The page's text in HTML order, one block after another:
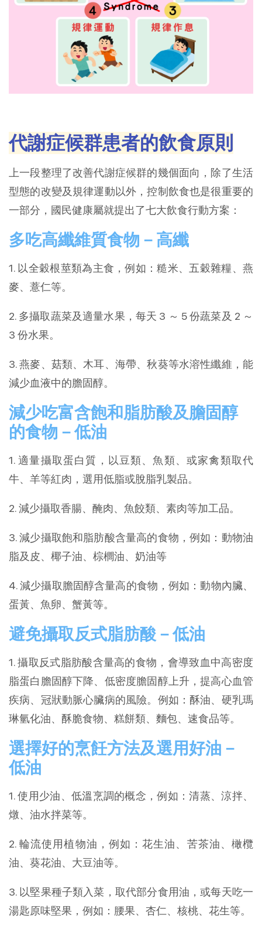
代謝症候群患者的飲食原則
上一段整理了改善代謝症候群的幾個面向，除了生活
型態的改變及規律運動以外，控制飲食也是很重要的
一部分，國民健康屬就提出了七大飲食行動方案：
多吃高纖維質食物－高纖
1. 以全穀根莖類為主食，例如：糙米、五穀雜糧、燕
麥、薏仁等。
2. 多攝取蔬菜及適量水果，每天 3 ～ 5 份蔬菜及 2 ～
3 份水果。
3. 燕麥、菇類、木耳、海帶、秋葵等水溶性纖維，能
減少血液中的膽固醇。
減少吃富含飽和脂肪酸及膽固醇
的食物－低油
1. 適量攝取蛋白質，以豆類、魚類、或家禽類取代
牛、羊等紅肉，選用低脂或脫脂乳製品。
2. 減少攝取香腸、醃肉、魚餃類、素肉等加工品。
3. 減少攝取飽和脂肪酸含量高的食物，例如：動物油
脂及皮、椰子油、棕櫚油、奶油等
4. 減少攝取膽固醇含量高的食物，例如：動物內臟、
蛋黃、魚卵、蟹黃等。
避免攝取反式脂肪酸－低油
1. 攝取反式脂肪酸含量高的食物，會導致血中高密度
脂蛋白膽固醇下降、低密度膽固醇上升，提高心血管
疾病、冠狀動脈心臟病的風險。例如：酥油、硬乳瑪
琳氫化油、酥脆食物、糕餅類、麵包、速食品等。
選擇好的烹飪方法及選用好油－
低油
1. 使用少油、低溫烹調的概念，例如：清蒸、涼拌、
燉、油水拌菜等。
2. 輪流使用植物油，例如：花生油、苦茶油、橄欖
油、葵花油、大豆油等。
3. 以堅果種子類入菜，取代部分食用油，或每天吃一
湯匙原味堅果，例如：腰果、杏仁、核桃、花生等。